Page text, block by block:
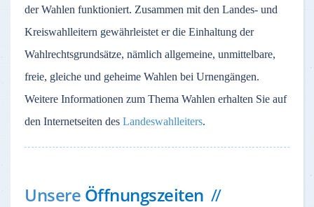
der Wahlen funktioniert. Zusammen mit den Landes- und
Kreiswahlleitern gewährleistet erdie Einhaltung der
Wahlrechtsgrundsätze, nämlich allgemeine, unmittelbare,
freie, gleiche und geheime Wahlen bei Urnengängen.
Weitere Informationen zum Thema Wahlen erhalten Sie auf
den Internetseiten des Landeswahlleiters.
Unsere Öffnungszeiten